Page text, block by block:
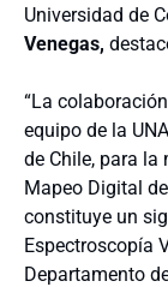
Universidad de
Venegas,
“La
equipo de la
de Chile, para la
Mapeo Digital
constituye un
Espectroscopía
Departamento